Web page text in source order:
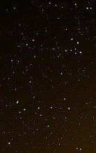
Times.
« Les
pas que
Financial
une